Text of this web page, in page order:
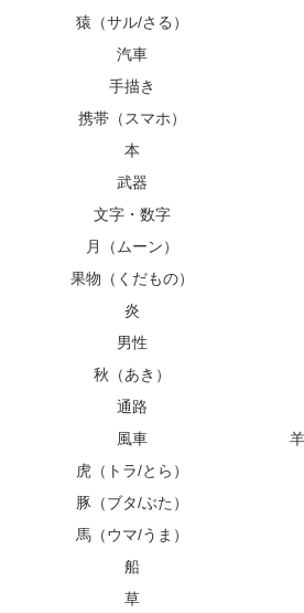
猿（サル/さる）
汽車
手描き
携帯（スマホ）
本
武器
文字・数字
月（ムーン）
果物（くだもの）
炎
男性
秋（あき）
通路
風車
虎（トラ/とら）
豚（ブタ/ぶた）
馬（ウマ/うま）
船
草